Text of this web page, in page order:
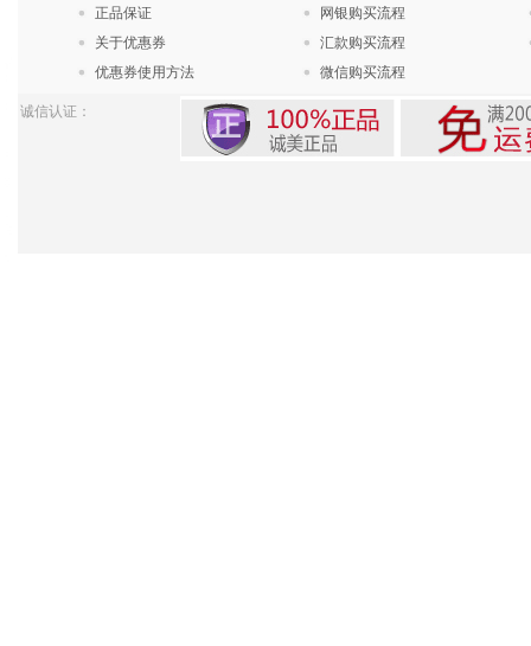
正品保证
关于优惠券
优惠券使用方法
网银购买流程
汇款购买流程
微信购买流程
诚信认证：